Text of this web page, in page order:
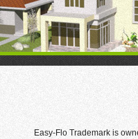
Easy-Flo Trademark is